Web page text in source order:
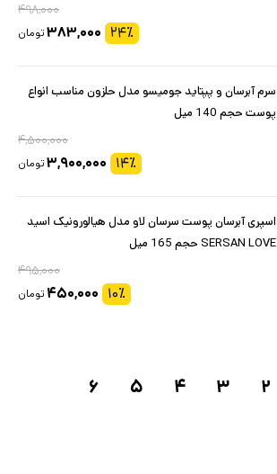
۴۹۸,۰۰۰
۲۴٪ ۳۸۳,۰۰۰تومان
سرم آبرسان و پپتاید جومیسو مدل حلزون مناسب انواع
پوست حجم 140 میل
۴,۵۰۰,۰۰۰
۱۴٪ ۳,۹۰۰,۰۰۰تومان
اسپری آبرسان پوست سرسان لاو مدل هیالورونیک اسید
SERSAN LOVE حجم 165 میل
۴۹۵,۰۰۰
۱۰٪ ۴۵۰,۰۰۰ تومان
۲ ۳ ۴ ۵ ۶